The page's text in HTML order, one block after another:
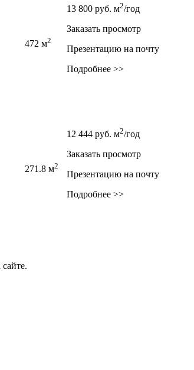
472 м2
13 800 руб. м2/год
Заказать просмотр
Презентацию на почту
Подробнее >>
271.8 м2
12 444 руб. м2/год
Заказать просмотр
Презентацию на почту
Подробнее >>